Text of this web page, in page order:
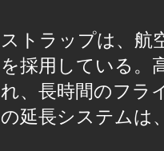
ストラップは、航
を採用している。
れ、長時間のフラ
の延長システムは